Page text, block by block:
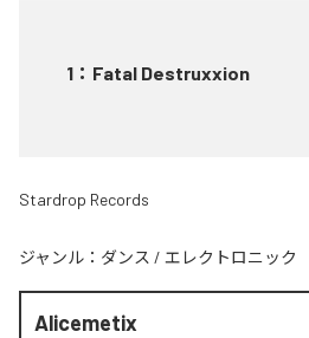
1 ： Fatal Destruxxion
Stardrop Records
ジャンル： ダンス / エレクトロニック
Alicemetix